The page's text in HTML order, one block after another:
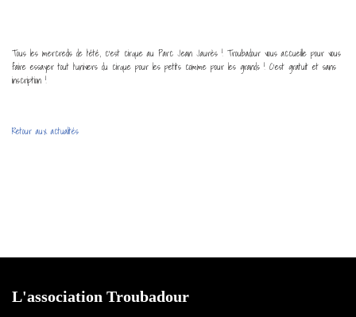
Tous les mercredis de l’été, c’est cirque au Parc Jean Jaurès ! Troubadour vous accueille pour vous
faire essayer tout l’univers du cirque pour les petits comme pour les grands ! C’est gratuit et sans
inscription !
Retour aux actualités
L'association Troubadour